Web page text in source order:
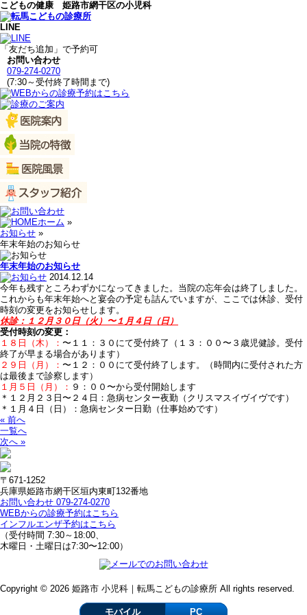
こどもの健康 姫路市網干区の小児科
LINE
「友だち追加」で予約可
お問い合わせ
079-274-0270
(7:30～受付終了時間まで)
ホーム »
お知らせ »
年末年始のお知らせ
年末年始のお知らせ
2014.12.14
今年も残すところわずかになってきました。当院の忘年会は終了しました。
これからも年末年始へと宴会の予定も詰んでいますが、ここでは休診、受付
時刻の変更をお知らせします。
休診：１２月３０日（火）〜１月４日（日）
受付時刻の変更：
１８日（木）： 〜１１：３０にて受付終了（１３：００〜３歳児健診。受付
終了が早まる場合があります）
２９日（月）： 〜１２：００にて受付終了します。（時間内に受付された方
は最後まで診察します）
１月５日（月）： ９：００〜から受付開始します
＊１２月２３日〜２４日：急病センター夜勤（クリスマスイヴイヴです）
＊１月４日（日）：急病センター日勤（仕事始めです）
« 前へ
一覧へ
次へ »
〒671-1252
兵庫県姫路市網干区垣内東町132番地
お問い合わせ 079-274-0270
WEBからの診療予約はこちら
インフルエンザ予約はこちら
（受付時間 7:30～18:00、
木曜日・土曜日は7:30〜12:00）
Copyright © 2026 姫路市 小児科｜転馬こどもの診療所 All rights reserved.
モバイル PC